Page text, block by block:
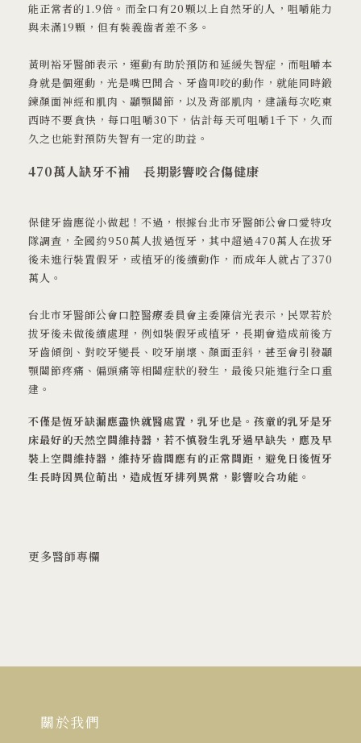
能正常者的1.9倍。而全口有20顆以上自然牙的人，咀嚼能力
與未滿19顆，但有裝義齒者差不多。
黃明裕牙醫師表示，運動有助於預防和延緩失智症，而咀嚼本
身就是個運動，光是嘴巴開合、牙齒叩咬的動作，就能同時鍛
鍊顏面神經和肌肉、顳顎關節，以及背部肌肉，建議每次吃東
西時不要貪快，每口咀嚼30下，估計每天可咀嚼1千下，久而
久之也能對預防失智有一定的助益。
470萬人缺牙不補 長期影響咬合傷健康
保健牙齒應從小做起！不過，根據台北市牙醫師公會口愛特攻
隊調查，全國約950萬人拔過恆牙，其中超過470萬人在拔牙
後未進行裝置假牙，或植牙的後續動作，而成年人就占了370
萬人。
台北市牙醫師公會口腔醫療委員會主委陳信光表示，民眾若於
拔牙後未做後續處理，例如裝假牙或植牙，長期會造成前後方
牙齒傾倒、對咬牙變長、咬牙崩壞、顏面歪斜，甚至會引發顳
顎關節疼痛、偏頭痛等相關症狀的發生，最後只能進行全口重
建。
不僅是恆牙缺漏應盡快就醫處置，乳牙也是。孩童的乳牙是牙
床最好的天然空間維持器，若不慎發生乳牙過早缺失，應及早
裝上空間維持器，維持牙齒間應有的正常間距，避免日後恆牙
生長時因異位萌出，造成恆牙排列異常，影響咬合功能。
更多醫師專欄
關於我們